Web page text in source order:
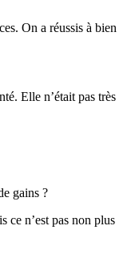
On a réussis à bien
Elle n’était pas très
gains ?
ce n’est pas non plus